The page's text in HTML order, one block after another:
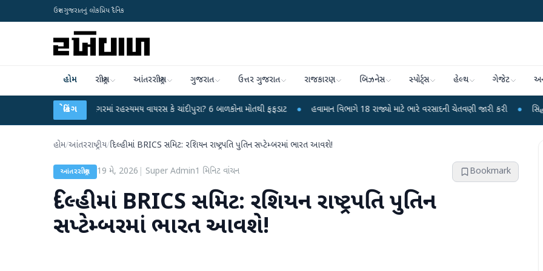
ઉત્તર ગુજરાતનું લોકપ્રિય દૈનિક
હોમ રાષ્ટ્રીય આંતરરાષ્ટ્રીય ગુજરાત ઉત્તર ગુજરાત રાજકારણ બિઝનેસ સ્પોર્ટ્સ હેલ્થ ગેજેટ
બ્રેકિંગ
હિંમતનગરમાં રહસ્યમય વાયરસ કે ચાંદીપુરા? 6 બાળકોના મોતથી ફફડાટ ● હવામાન વિભાગે 18 રાજ્યો માટે ભારે વરસાદની ચેતવણી જારી કરી ● સિદ્ધપુરથી બોમ્બ
હોમ/આંતરરાષ્ટ્રીય/દિલ્હીમાં BRICS સમિટ: રશિયન રાષ્ટ્રપતિ પુતિન સપ્ટેમ્બરમાં ભારત આવશે!
આંતરરાષ્ટ્રીય 19 મે, 2026 Super Admin1 મિનિટ વાંચન Bookmark
દિલ્હીમાં BRICS સમિટ: રશિયન રાષ્ટ્રપતિ પુતિન
સપ્ટેમ્બરમાં ભારત આવશે!